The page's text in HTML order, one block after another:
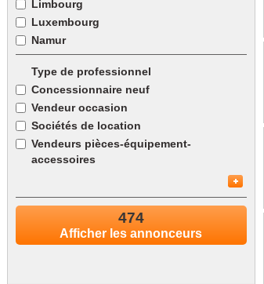
Limbourg
Luxembourg
Namur
Type de professionnel
Concessionnaire neuf
Vendeur occasion
Sociétés de location
Vendeurs pièces-équipement-
accessoires
Entretien & Réparation
Aménagement & Transformation
Carrosserie & Peinture
474
Afficher les annonceurs